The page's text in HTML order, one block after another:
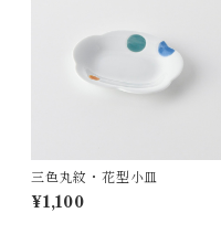
三色丸紋・花型小皿
¥1,100